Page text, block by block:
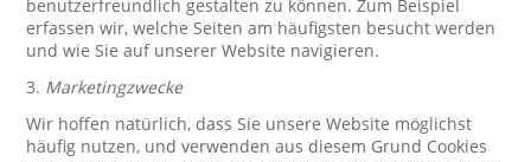
benutzerfreundlich gestalten zu können. Zum Beispiel
erfassen wir, welche Seiten am häufigsten besucht werden
und wie Sie auf unserer Website navigieren.
3. Marketingzwecke
Wir hoffen natürlich, dass Sie unsere Website möglichst
häufig nutzen, und verwenden aus diesem Grund Cookies